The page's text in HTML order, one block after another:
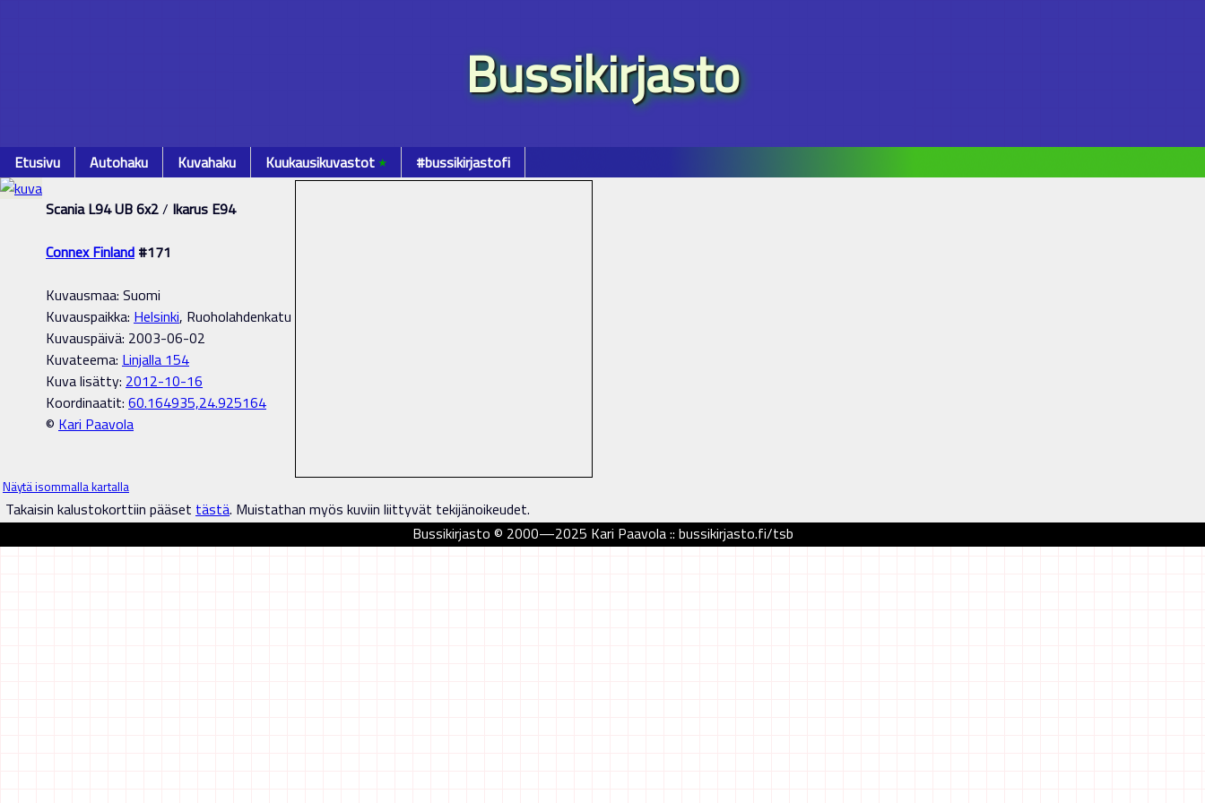
Bussikirjasto
Etusivu Autohaku Kuvahaku Kuukausikuvastot٭ #bussikirjastofi
Scania L94 UB 6x2/ Ikarus E94
Connex Finland #171
Kuvausmaa: Suomi
Kuvauspaikka: Helsinki, Ruoholahdenkatu
Kuvauspäivä: 2003-06-02
Kuvateema: Linjalla 154
Kuva lisätty: 2012-10-16
Koordinaatit: 60.164935,24.925164
© Kari Paavola
Näytä isommalla kartalla
Takaisin kalustokorttiin pääset tästä. Muistathan myös kuviin liittyvät tekijänoikeudet.
Bussikirjasto © 2000—2025 Kari Paavola :: bussikirjasto.fi/tsb